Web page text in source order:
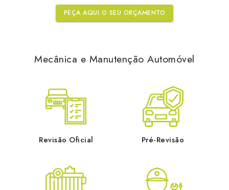
PEÇA AQUI O SEU ORÇAMENTO
Mecânica e Manutenção Automóvel
Revisão Oficial Pré-Revisão